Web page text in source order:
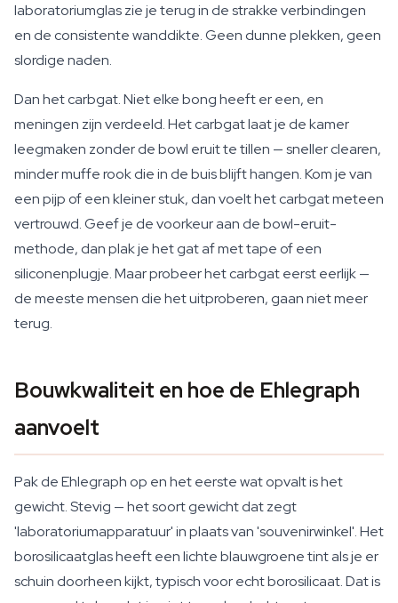
laboratoriumglas zie je terug in de strakke verbindingen
en de consistente wanddikte. Geen dunne plekken, geen
slordige naden.
Dan het carbgat. Niet elke bong heeft er een, en
meningen zijn verdeeld. Het carbgat laat je de kamer
leegmaken zonder de bowl eruit te tillen — sneller clearen,
minder muffe rook die in de buis blijft hangen. Kom je van
een pijp of een kleiner stuk, dan voelt het carbgat meteen
vertrouwd. Geef je de voorkeur aan de bowl-eruit-
methode, dan plak je het gat af met tape of een
siliconenplugje. Maar probeer het carbgat eerst eerlijk —
de meeste mensen die het uitproberen, gaan niet meer
terug.
Bouwkwaliteit en hoe de Ehlegraph
aanvoelt
Pak de Ehlegraph op en het eerste wat opvalt is het
gewicht. Stevig — het soort gewicht dat zegt
'laboratoriumapparatuur' in plaats van 'souvenirwinkel'. Het
borosilicaatglas heeft een lichte blauwgroene tint als je er
schuin doorheen kijkt, typisch voor echt borosilicaat. Dat is